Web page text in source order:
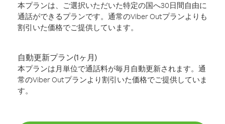
本プランは、ご選択いただいた特定の国へ30日間自由に
通話ができるプランです。通常のViber Outプランよりも
割引いた価格でご提供しています。
自動更新プラン(1ヶ月)
本プランは月単位で通話料が毎月自動更新されます。通
常のViber Outプランより割引いた価格でご提供していま
す。